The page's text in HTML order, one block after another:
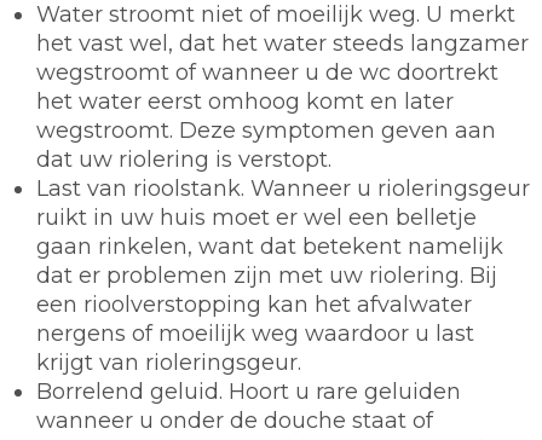
Water stroomt niet of moeilijk weg. U merkt
het vast wel, dat het water steeds langzamer
wegstroomt of wanneer u de wc doortrekt
het water eerst omhoog komt en later
wegstroomt. Deze symptomen geven aan
dat uw riolering is verstopt.
Last van rioolstank. Wanneer u rioleringsgeur
ruikt in uw huis moet er wel een belletje
gaan rinkelen, want dat betekent namelijk
dat er problemen zijn met uw riolering. Bij
een rioolverstopping kan het afvalwater
nergens of moeilijk weg waardoor u last
krijgt van rioleringsgeur.
Borrelend geluid. Hoort u rare geluiden
wanneer u onder de douche staat of